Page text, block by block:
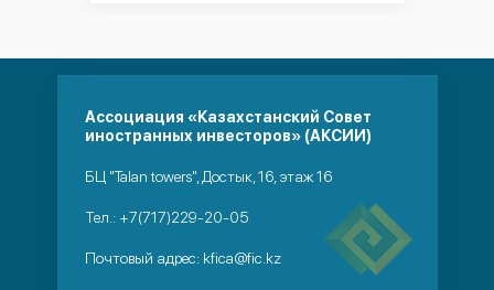
Ассоциация «Казахстанский Совет
иностранных инвесторов» (АКСИИ)
БЦ "Talan towers", Достык, 16, этаж 16
Тел.: +7(717)229-20-05
Почтовый адрес: kfica@fic.kz